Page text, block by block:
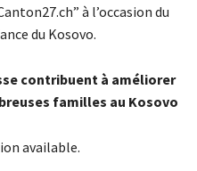
à l’occasion du
du Kosovo.
contribuent à améliorer
familles au Kosovo